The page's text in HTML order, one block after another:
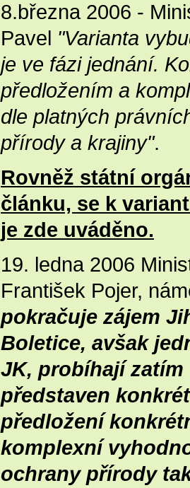
8.března 2006 -
Pavel "Varianta
je ve fázi jednání.
předložením a
dle platných
přírody a krajiny".
Rovněž státní
článku, se k
je zde uváděno.
19. ledna 2006
František Pojer,
pokračuje zájem
Boletice, avšak
JK, probíhají zatím
představen
předložení
komplexní
ochrany přírody